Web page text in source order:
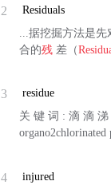
2
Residuals
...据挖掘方法是
合的残 差（
3
residue
关 键 词 : 滴 滴
4
injured